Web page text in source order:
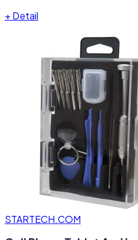
+ Detail
STARTECH.COM